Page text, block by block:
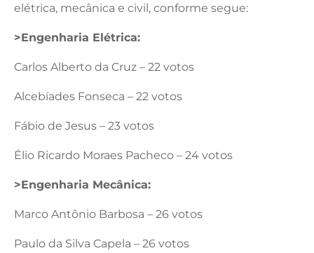
elétrica, mecânica e civil, conforme segue:
>Engenharia Elétrica:
Carlos Alberto da Cruz – 22 votos
Alcebíades Fonseca – 22 votos
Fábio de Jesus – 23 votos
Élio Ricardo Moraes Pacheco – 24 votos
>Engenharia Mecânica:
Marco Antônio Barbosa – 26 votos
Paulo da Silva Capela – 26 votos